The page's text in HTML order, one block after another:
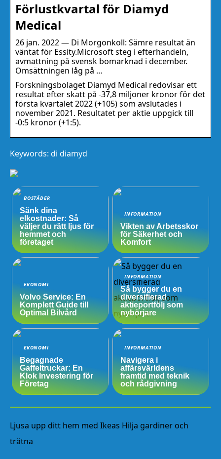
Förlustkvartal för Diamyd
Medical
26 jan. 2022 — Di Morgonkoll: Sämre resultat än
väntat för Essity.Microsoft steg i efterhandeln,
avmattning på svensk bomarknad i december.
Omsättningen låg på …
Forskningsbolaget Diamyd Medical redovisar ett
resultat efter skatt på -37,8 miljoner kronor för det
första kvartalet 2022 (+105) som avslutades i
november 2021. Resultatet per aktie uppgick till
-0:5 kronor (+1:5).
Keywords: di diamyd
BOSTÄDER
Sänk dina
elkostnader: Så
väljer du rätt ljus för
hemmet och
företaget
INFORMATION
Vikten av Arbetsskor
för Säkerhet och
Komfort
EKONOMI
Volvo Service: En
Komplett Guide till
Optimal Bilvård
INFORMATION
Så bygger du en
diversifierad
aktieportfölj som
nybörjare
EKONOMI
Begagnade
Gaffeltruckar: En
Klok Investering för
Företag
INFORMATION
Navigera i
affärsvärldens
framtid med teknik
och rådgivning
Ljusa upp ditt hem med Ikeas Hilja gardiner och
trätna